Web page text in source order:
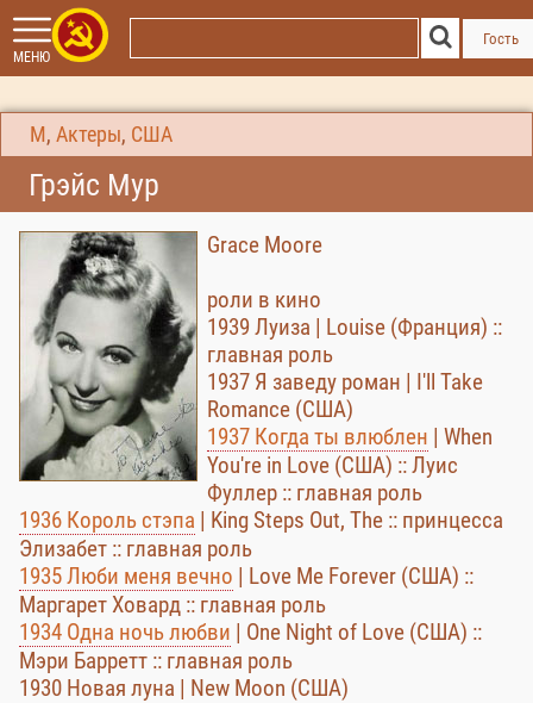
МЕНЮ
Гость
М , Актеры, США
Грэйс Мур
Grace Moore
роли в кино
1939 Луиза | Louise (Франция) ::
главная роль
1937 Я заведу роман | I'll Take
Romance (США)
1937 Когда ты влюблен | When
You're in Love (США) :: Луис
Фуллер :: главная роль
1936 Король стэпа | King Steps Out, The :: принцесса
Элизабет :: главная роль
1935 Люби меня вечно | Love Me Forever (США) ::
Маргарет Ховард :: главная роль
1934 Одна ночь любви | One Night of Love (США) ::
Мэри Барретт :: главная роль
1930 Новая луна | New Moon (США)